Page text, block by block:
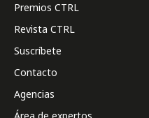
Premios CTRL
Revista CTRL
Suscríbete
Contacto
Agencias